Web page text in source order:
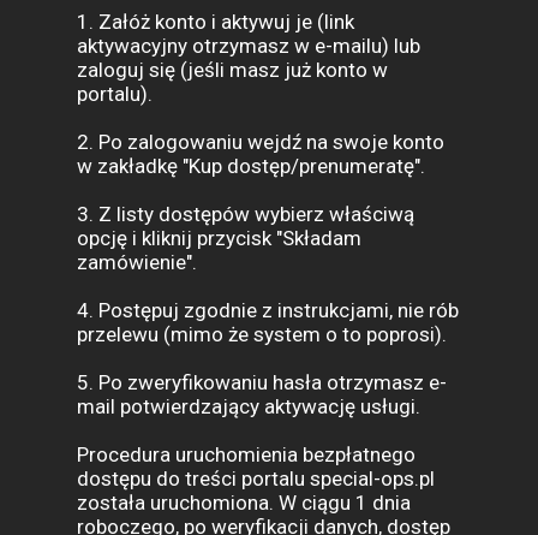
1. Załóż konto i aktywuj je (link
aktywacyjny otrzymasz w e-mailu) lub
zaloguj się (jeśli masz już konto w
portalu).
2. Po zalogowaniu wejdź na swoje konto
w zakładkę "Kup dostęp/prenumeratę".
3. Z listy dostępów wybierz właściwą
opcję i kliknij przycisk "Składam
zamówienie".
4. Postępuj zgodnie z instrukcjami, nie rób
przelewu (mimo że system o to poprosi).
5. Po zweryfikowaniu hasła otrzymasz e-
mail potwierdzający aktywację usługi.
Procedura uruchomienia bezpłatnego
dostępu do treści portalu special-ops.pl
została uruchomiona. W ciągu 1 dnia
roboczego, po weryfikacji danych, dostęp